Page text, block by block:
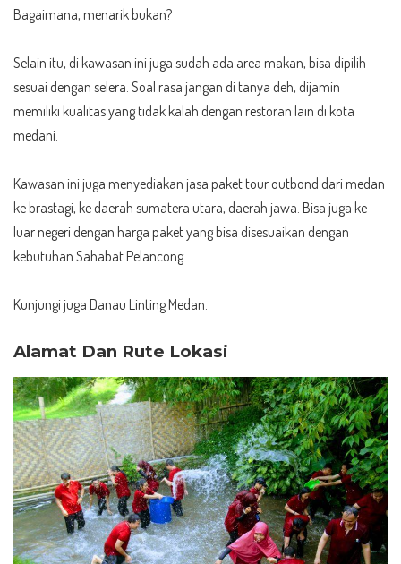
Bagaimana, menarik bukan?
Selain itu, di kawasan ini juga sudah ada area makan, bisa dipilih
sesuai dengan selera. Soal rasa jangan di tanya deh, dijamin
memiliki kualitas yang tidak kalah dengan restoran lain di kota
medani.
Kawasan ini juga menyediakan jasa paket tour outbond dari medan
ke brastagi, ke daerah sumatera utara, daerah jawa. Bisa juga ke
luar negeri dengan harga paket yang bisa disesuaikan dengan
kebutuhan Sahabat Pelancong.
Kunjungi juga Danau Linting Medan.
Alamat Dan Rute Lokasi